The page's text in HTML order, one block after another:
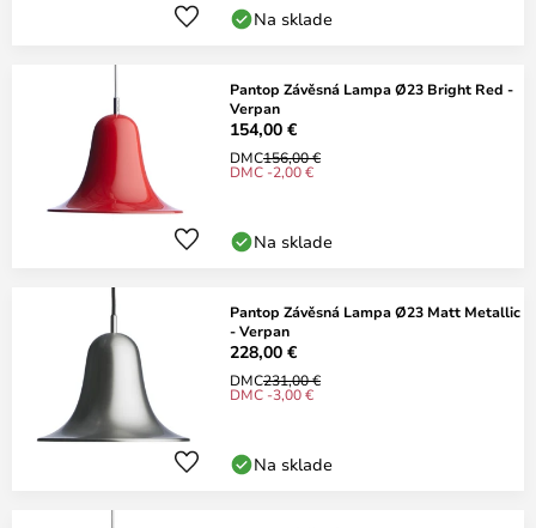
Na sklade
Pantop Závěsná Lampa Ø23 Bright Red -
Verpan
154,00 €
DMC156,00 €
DMC -2,00 €
Na sklade
Pantop Závěsná Lampa Ø23 Matt Metallic
- Verpan
228,00 €
DMC231,00 €
DMC -3,00 €
Na sklade